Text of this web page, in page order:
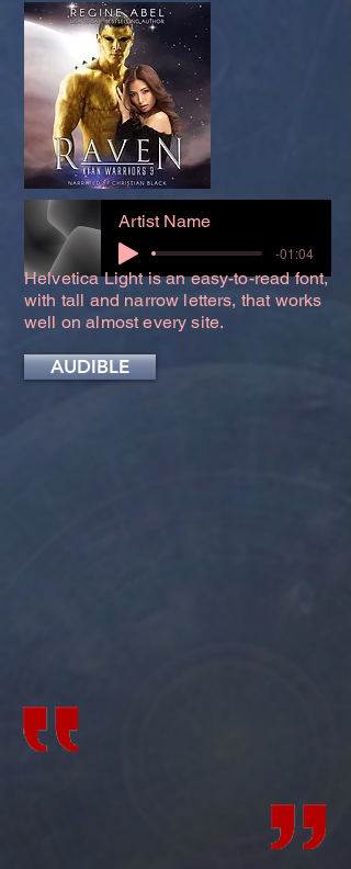
Artist Name
-01:04
Helvetica Light is an easy-to-read font,
with tall and narrow letters, that works
well on almost every site.
AUDIBLE